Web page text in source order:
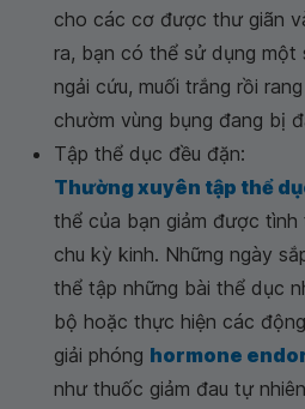
cho các cơ được thư giãn
ra, bạn có thể sử dụng
ngải cứu, muối trắng rồi
chườm vùng bụng đang bị
Tập thể dục đều đặn:
Thường xuyên tập thể
thể của bạn giảm được tình
chu kỳ kinh. Những ngày
thể tập những bài thể dục
bộ hoặc thực hiện các
giải phóng hormone
như thuốc giảm đau tự